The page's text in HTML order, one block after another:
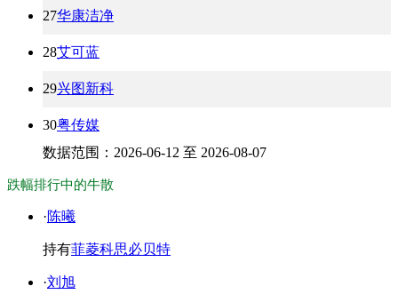
27华康洁净
28艾可蓝
29兴图新科
30粤传媒
数据范围：2026-06-12 至 2026-08-07
跌幅排行中的牛散
·陈曦
持有菲菱科思必贝特
·刘旭